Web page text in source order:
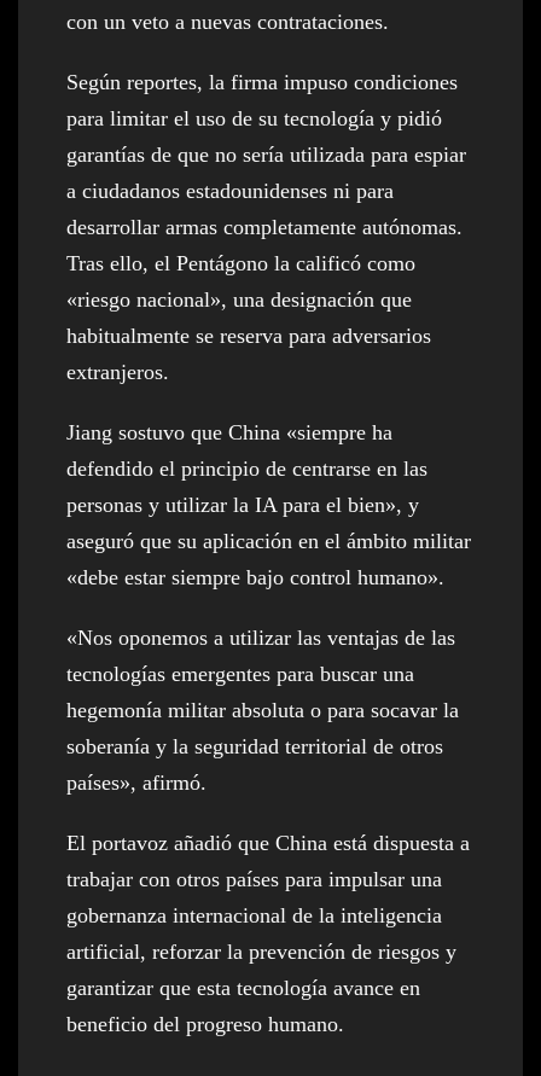
con un veto a nuevas contrataciones.
Según reportes, la firma impuso condiciones
para limitar el uso de su tecnología y pidió
garantías de que no sería utilizada para espiar
a ciudadanos estadounidenses ni para
desarrollar armas completamente autónomas.
Tras ello, el Pentágono la calificó como
«riesgo nacional», una designación que
habitualmente se reserva para adversarios
extranjeros.
Jiang sostuvo que China «siempre ha
defendido el principio de centrarse en las
personas y utilizar la IA para el bien», y
aseguró que su aplicación en el ámbito militar
«debe estar siempre bajo control humano».
«Nos oponemos a utilizar las ventajas de las
tecnologías emergentes para buscar una
hegemonía militar absoluta o para socavar la
soberanía y la seguridad territorial de otros
países», afirmó.
El portavoz añadió que China está dispuesta a
trabajar con otros países para impulsar una
gobernanza internacional de la inteligencia
artificial, reforzar la prevención de riesgos y
garantizar que esta tecnología avance en
beneficio del progreso humano.